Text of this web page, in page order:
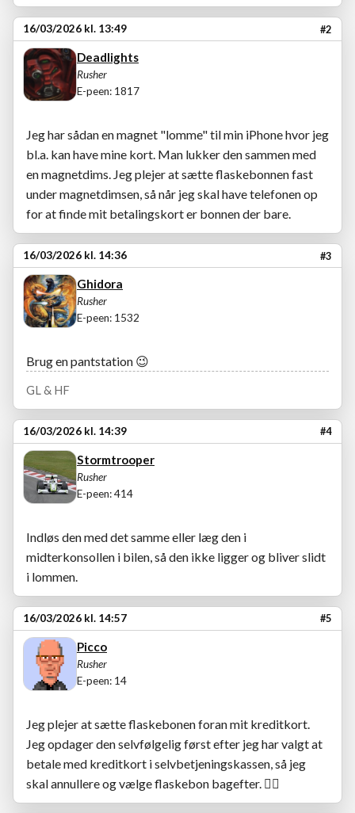
16/03/2026 kl. 13:49 #2
Deadlights
Rusher
E-peen: 1817
Jeg har sådan en magnet "lomme" til min iPhone hvor jeg
bl.a. kan have mine kort. Man lukker den sammen med
en magnetdims. Jeg plejer at sætte flaskebonnen fast
under magnetdimsen, så når jeg skal have telefonen op
for at finde mit betalingskort er bonnen der bare.
16/03/2026 kl. 14:36 #3
Ghidora
Rusher
E-peen: 1532
Brug en pantstation 😉
GL & HF
16/03/2026 kl. 14:39 #4
Stormtrooper
Rusher
E-peen: 414
Indløs den med det samme eller læg den i
midterkonsollen i bilen, så den ikke ligger og bliver slidt
i lommen.
16/03/2026 kl. 14:57 #5
Picco
Rusher
E-peen: 14
Jeg plejer at sætte flaskebonen foran mit kreditkort.
Jeg opdager den selvfølgelig først efter jeg har valgt at
betale med kreditkort i selvbetjeningskassen, så jeg
skal annullere og vælge flaskebon bagefter. 😵‍💫